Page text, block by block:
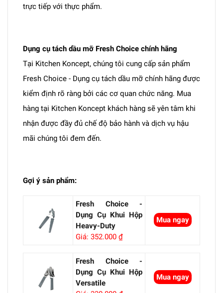
trực tiếp với thực phẩm.
Dụng cụ tách dầu mỡ Fresh Choice chính hãng
Tại Kitchen Koncept, chúng tôi cung cấp sản phẩm
Fresh Choice - Dụng cụ tách dầu mỡ chính hãng được
kiểm định rõ ràng bởi các cơ quan chức năng. Mua
hàng tại Kitchen Koncept khách hàng sẽ yên tâm khi
nhận được đầy đủ chế độ bảo hành và dịch vụ hậu
mãi chúng tôi đem đến.
Gợi ý sản phẩm:
Fresh Choice -
Dụng Cụ Khui Hộp
Heavy-Duty
Giá: 352.000 ₫
Mua ngay
Fresh Choice -
Dụng Cụ Khui Hộp
Versatile
Mua ngay